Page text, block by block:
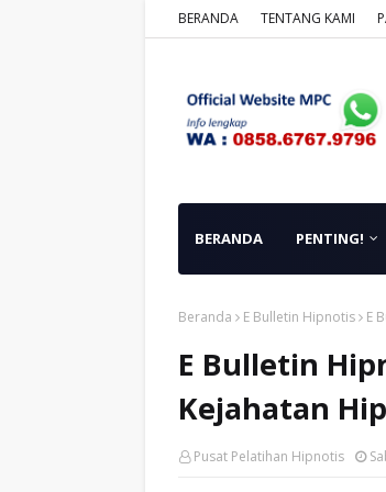
BERANDA TENTANG KAMI
BERANDA PENTING!
Beranda E Bulletin Hipnotis E
E Bulletin
Kejahatan
Pusat Pelatihan Hipnotis